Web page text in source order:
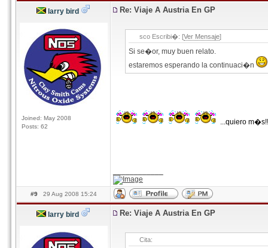
larry bird
Joined: May 2008
Posts: 62
Re: Viaje A Austria En GP
sco Escribi�: [Ver Mensaje]
Si se�or, muy buen relato.
estaremos esperando la continuaci�n
...quiero
#9 29 Aug 2008 15:24
larry bird Re: Viaje A Austria En GP
Cita: